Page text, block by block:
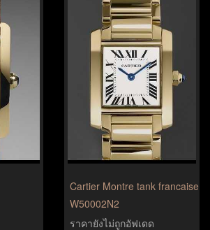
Cartier Montre tank francaise
W50002N2
ราคายังไม่ถูกอัฟเดด